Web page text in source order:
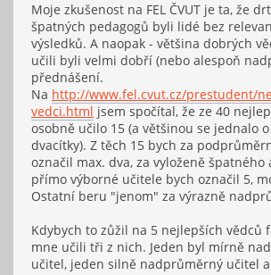
Moje zkušenost na FEL ČVUT je ta, že
špatných pedagogů byli lidé bez
výsledků. A naopak - většina dobrých
učili byli velmi dobří (nebo alespoň
přednášení.
Na http://www.fel.cvut.cz/prestudent/
vedci.html jsem spočítal, že ze 40
osobně učilo 15 (a většinou se jednalo
dvacítky). Z těch 15 bych za
označil max. dva, za vyloženě špatného
přímo výborné učitele bych označil 5,
Ostatní beru "jenom" za výrazně
Kdybych to zůžil na 5 nejlepších vědců
mne učili tři z nich. Jeden byl mírně
učitel, jeden silně nadprůměrný učitel